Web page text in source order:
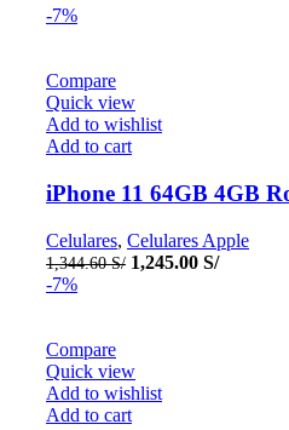
-7%
Compare
Quick view
Add to wishlist
Add to cart
iPhone 11 64GB 4GB
Celulares, Celulares Apple
1,344.60S/ Original
1,245.00 S/Current
-7%
Compare
Quick view
Add to wishlist
Add to cart